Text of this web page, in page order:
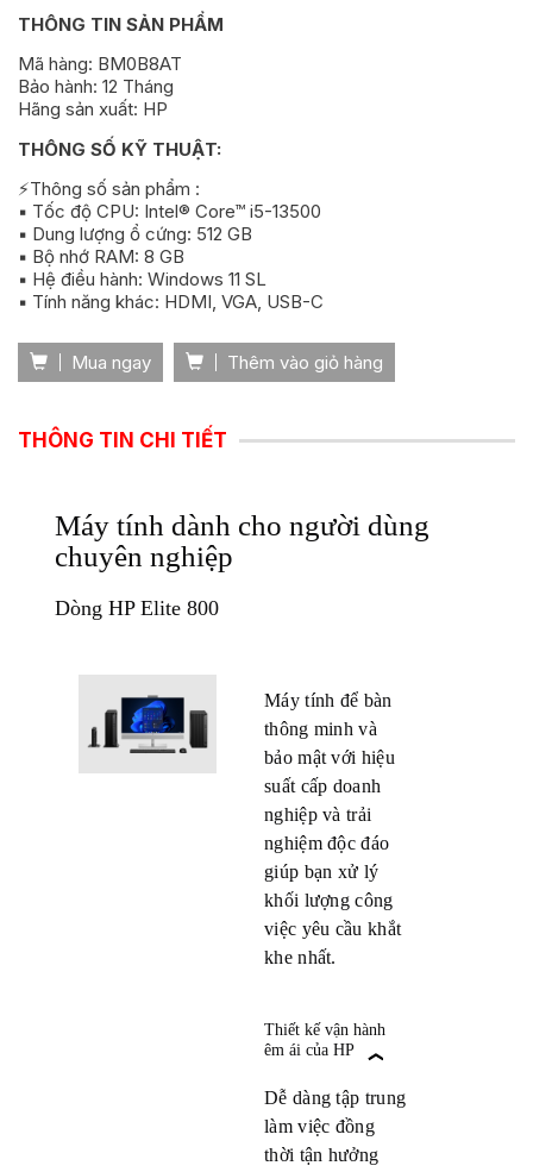
THÔNG TIN SẢN PHẨM
Mã hàng: BM0B8AT
Bảo hành: 12 Tháng
Hãng sản xuất: HP
THÔNG SỐ KỸ THUẬT:
⚡Thông số sản phẩm :
▪️ Tốc độ CPU: Intel® Core™ i5-13500
▪️ Dung lượng ổ cứng: 512 GB
▪️ Bộ nhớ RAM: 8 GB
▪️ Hệ điều hành: Windows 11 SL
▪️ Tính năng khác: HDMI, VGA, USB-C
Mua ngay Thêm vào giỏ hàng
THÔNG TIN CHI TIẾT
Máy tính dành cho người dùng
chuyên nghiệp
Dòng HP Elite 800
Máy tính để bàn
thông minh và
bảo mật với hiệu
suất cấp doanh
nghiệp và trải
nghiệm độc đáo
giúp bạn xử lý
khối lượng công
việc yêu cầu khắt
khe nhất.
Thiết kế vận hành
êm ái của HP
Dễ dàng tập trung
làm việc đồng
thời tận hưởng